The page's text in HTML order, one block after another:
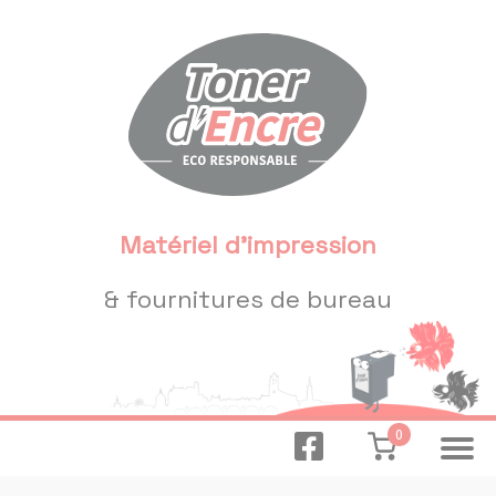
Matériel d'impression
& fournitures de bureau
0